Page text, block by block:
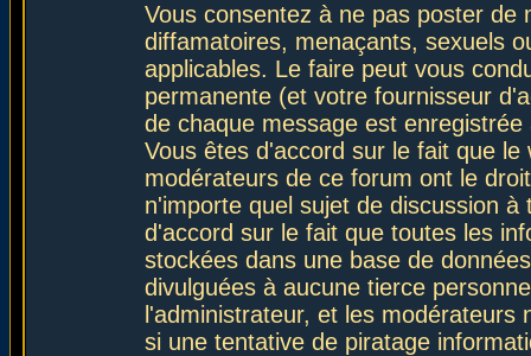
Vous consentez à ne pas poster de
diffamatoires, menaçants, sexuels
applicables. Le faire peut vous
permanente (et votre fournisseur
de chaque message est
Vous êtes d'accord sur le fait que
modérateurs de ce forum ont le
n'importe quel sujet de discussion
d'accord sur le fait que toutes les
stockées dans une base de
divulguées à aucune tierce
l'administrateur, et les
si une tentative de piratage